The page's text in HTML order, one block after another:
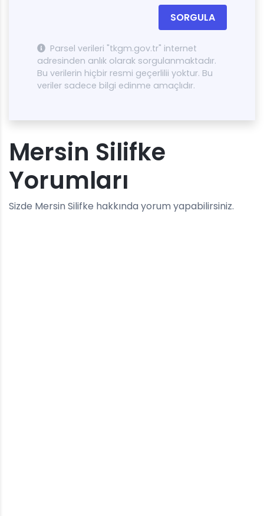
SORGULA
Parsel verileri "tkgm.gov.tr" internet
adresinden anlık olarak sorgulanmaktadır.
Bu verilerin hiçbir resmi geçerlilii yoktur. Bu
veriler sadece bilgi edinme amaçlıdır.
Mersin Silifke
Yorumları
Sizde Mersin Silifke hakkında yorum yapabilirsiniz.